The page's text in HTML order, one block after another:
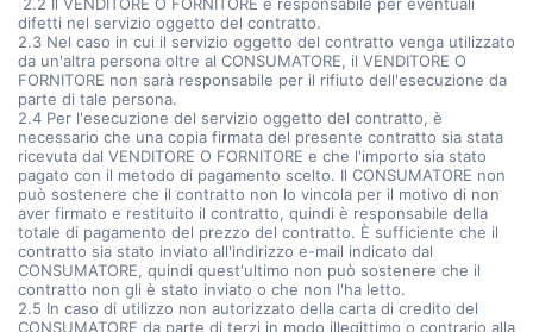
difetti nel servizio oggetto del contratto.
2.3 Nel caso in cui il servizio oggetto del contratto venga utilizzato
da un'altra persona oltre al CONSUMATORE, il VENDITORE O
FORNITORE non sarà responsabile per il rifiuto dell'esecuzione da
parte di tale persona.
2.4 Per l'esecuzione del servizio oggetto del contratto, è
necessario che una copia firmata del presente contratto sia stata
ricevuta dal VENDITORE O FORNITORE e che l'importo sia stato
pagato con il metodo di pagamento scelto. Il CONSUMATORE non
può sostenere che il contratto non lo vincola per il motivo di non
aver firmato e restituito il contratto, quindi è responsabile della
totale di pagamento del prezzo del contratto. È sufficiente che il
contratto sia stato inviato all'indirizzo e-mail indicato dal
CONSUMATORE, quindi quest'ultimo non può sostenere che il
contratto non gli è stato inviato o che non l'ha letto.
2.5 In caso di utilizzo non autorizzato della carta di credito del
CONSUMATORE da parte di terzi in modo illegittimo o contrario alla